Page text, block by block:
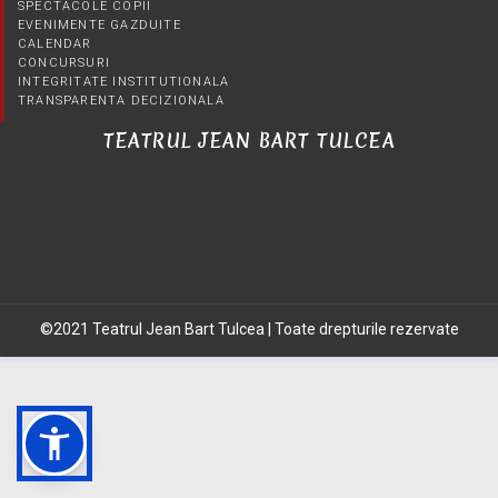
SPECTACOLE COPII
EVENIMENTE GAZDUITE
CALENDAR
CONCURSURI
INTEGRITATE INSTITUTIONALA
TRANSPARENTA DECIZIONALA
TEATRUL JEAN BART TULCEA
©2021 Teatrul Jean Bart Tulcea | Toate drepturile rezervate